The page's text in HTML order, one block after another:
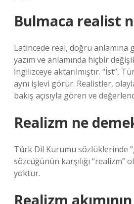
Bulmaca realist
Latincede real, doğru anlamına
yazım ve anlamında hiçbir
İngilizceye aktarılmıştır. “İst”,
aynı işlevi görür. Realistler,
bakış açısıyla gören ve
Realizm ne
Türk Dil Kurumu sözlüklerinde
sözcüğünün karşılığı “realizm”
yoktur.
Realizm